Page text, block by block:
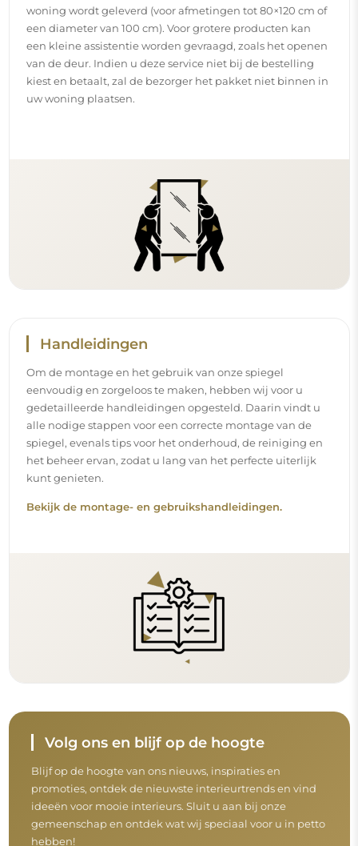
woning wordt geleverd (voor afmetingen tot 80×120 cm of
een diameter van 100 cm). Voor grotere producten kan
een kleine assistentie worden gevraagd, zoals het openen
van de deur. Indien u deze service niet bij de bestelling
kiest en betaalt, zal de bezorger het pakket niet binnen in
uw woning plaatsen.
Handleidingen
Om de montage en het gebruik van onze spiegel
eenvoudig en zorgeloos te maken, hebben wij voor u
gedetailleerde handleidingen opgesteld. Daarin vindt u
alle nodige stappen voor een correcte montage van de
spiegel, evenals tips voor het onderhoud, de reiniging en
het beheer ervan, zodat u lang van het perfecte uiterlijk
kunt genieten.
Bekijk de montage- en gebruikshandleidingen.
Volg ons en blijf op de hoogte
Blijf op de hoogte van ons nieuws, inspiraties en
promoties, ontdek de nieuwste interieurtrends en vind
ideeën voor mooie interieurs. Sluit u aan bij onze
gemeenschap en ontdek wat wij speciaal voor u in petto
hebben!